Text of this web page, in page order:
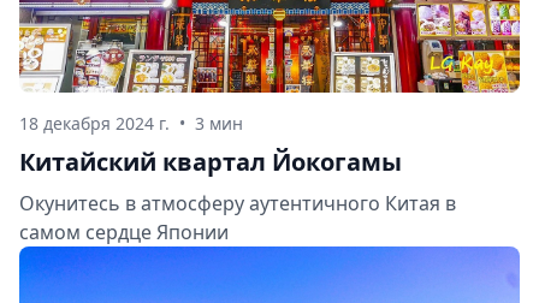
18 декабря 2024 г. • 3 мин
Китайский квартал Йокогамы
Окунитесь в атмосферу аутентичного Китая в
самом сердце Японии